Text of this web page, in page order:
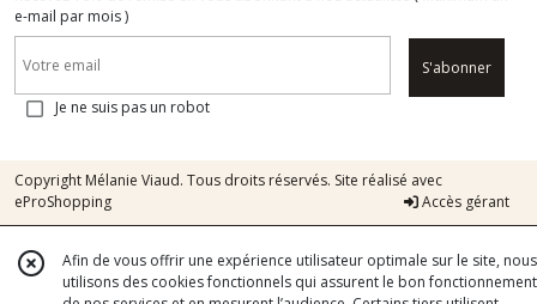
e-mail par mois )
S'abonner
Je ne suis pas un robot
Copyright Mélanie Viaud. Tous droits réservés. Site réalisé avec
eProShopping
Accès gérant
Afin de vous offrir une expérience utilisateur optimale sur le site, nous
utilisons des cookies fonctionnels qui assurent le bon fonctionnement